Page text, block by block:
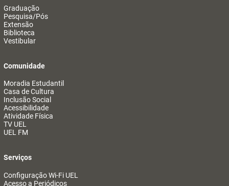
Graduação
Pesquisa/Pós
Extensão
Biblioteca
Vestibular
Comunidade
Moradia Estudantil
Casa de Cultura
Inclusão Social
Acessibilidade
Atividade Física
TV UEL
UEL FM
Serviços
Configuração Wi-Fi UEL
Acesso a Periódicos